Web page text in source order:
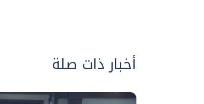
أخبار ذات صلة